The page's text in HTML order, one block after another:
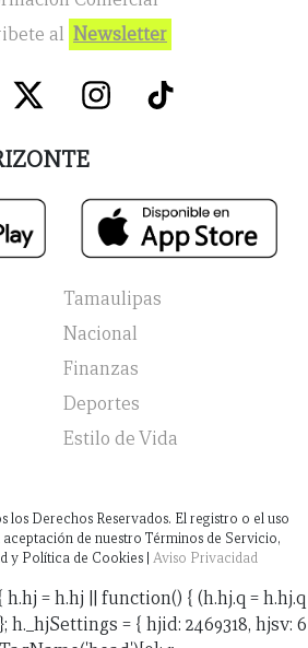
al Newsletter
Tamaulipas
Nacional
Finanzas
Deportes
Estilo de Vida
los Derechos Reservados. El registro o el uso
de nuestro Términos de Servicio,
y Política de Cookies | Aviso Privacidad
= h.hj || function() { (h.hj.q = h.hj.q
h._hjSettings = { hjid: 2469318, hjsv: 6